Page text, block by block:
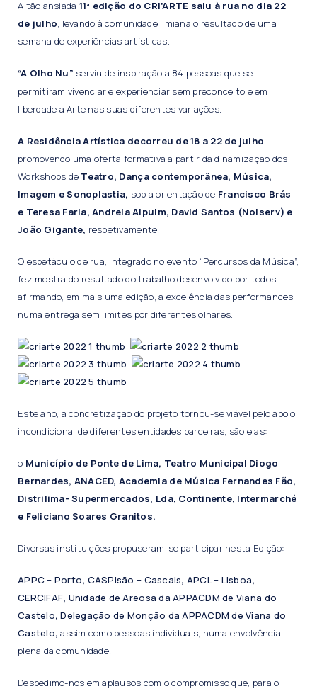
A tão ansiada 11ª edição do CRI’ARTE saiu à rua no dia 22
de julho, levando à comunidade limiana o resultado de uma
semana de experiências artísticas.
“A Olho Nu” serviu de inspiração a 84 pessoas que se
permitiram vivenciar e experienciar sem preconceito e em
liberdade a Arte nas suas diferentes variações.
A Residência Artística decorreu de 18 a 22 de julho,
promovendo uma oferta formativa a partir da dinamização dos
Workshops de Teatro, Dança contemporânea, Música,
Imagem e Sonoplastia, sob a orientação de Francisco Brás
e Teresa Faria, Andreia Alpuim, David Santos (Noiserv) e
João Gigante, respetivamente.
O espetáculo de rua, integrado no evento “Percursos da Música”,
fez mostra do resultado do trabalho desenvolvido por todos,
afirmando, em mais uma edição, a excelência das performances
numa entrega sem limites por diferentes olhares.
Este ano, a concretização do projeto tornou-se viável pelo apoio
incondicional de diferentes entidades parceiras, são elas:
o Município de Ponte de Lima, Teatro Municipal Diogo
Bernardes, ANACED, Academia de Música Fernandes Fão,
Distrilima- Supermercados, Lda, Continente, Intermarché
e Feliciano Soares Granitos.
Diversas instituições propuseram-se participar nesta Edição:
APPC – Porto, CASPisão – Cascais, APCL – Lisboa,
CERCIFAF, Unidade de Areosa da APPACDM de Viana do
Castelo,Delegação de Monção da APPACDM de Viana do
Castelo, assim como pessoas individuais, numa envolvência
plena da comunidade.
Despedimo-nos em aplausos com o compromisso que, para o